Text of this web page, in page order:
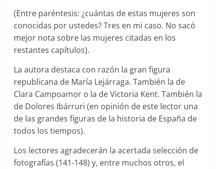
(Entre paréntesis: ¿cuántas de estas mujeres son
conocidas por ustedes? Tres en mi caso. No sacó
mejor nota sobre las mujeres citadas en los
restantes capítulos).
La autora destaca con razón la gran figura
republicana de María Lejárraga. También la de
Clara Campoamor o la de Victoria Kent. También la
de Dolores Ibárruri (en opinión de este lector una
de las grandes figuras de la historia de España de
todos los tiempos).
Los lectores agradecerán la acertada selección de
fotografías (141-148) y, entre muchos otros, el